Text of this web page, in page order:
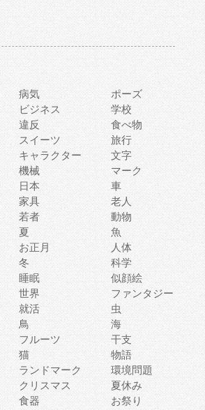
病気
ポーズ
ビジネス
学校
違反
食べ物
スイーツ
旅行
キャラクター
文字
機械
マーク
日本
車
家具
老人
若者
動物
夏
魚
お正月
人体
冬
科学
睡眠
似顔絵
世界
ファンタジー
就活
虫
鳥
海
フルーツ
干支
猫
物語
ランドマーク
環境問題
クリスマス
夏休み
食器 お祭り